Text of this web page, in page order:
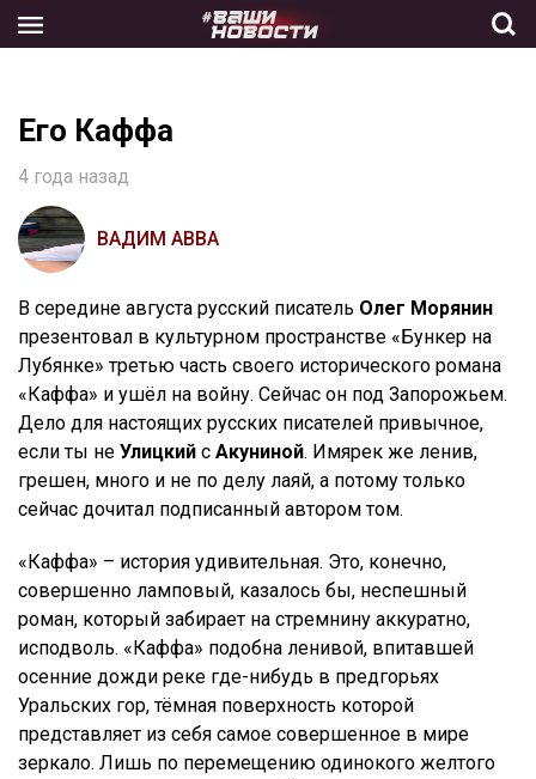
the
Его Каффа
4 года назад
ВАДИМ АВВА
В середине августа русский писатель Олег Морянин
презентовал в культурном пространстве «Бункер на
Лубянке» третью часть своего исторического романа
«Каффа» и ушёл на войну. Сейчас он под Запорожьем.
Дело для настоящих русских писателей привычное,
если ты не Улицкий с Акуниной. Имярек же ленив,
грешен, много и не по делу лаяй, а потому только
сейчас дочитал подписанный автором том.
«Каффа» – история удивительная. Это, конечно,
совершенно ламповый, казалось бы, неспешный
роман, который забирает на стремнину аккуратно,
исподволь. «Каффа» подобна ленивой, впитавшей
осенние дожди реке где-нибудь в предгорьях
Уральских гор, тёмная поверхность которой
представляет из себя самое совершенное в мире
зеркало. Лишь по перемещению одинокого желтого